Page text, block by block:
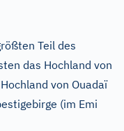
Teil des
das Hochland von
von Ouadaï
(im Emi